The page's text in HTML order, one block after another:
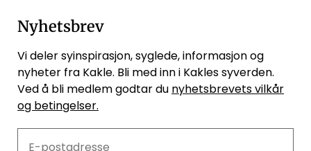
Nyhetsbrev
Vi deler syinspirasjon, syglede, informasjon og
nyheter fra Kakle. Bli med inn i Kakles syverden.
Ved å bli medlem godtar du nyhetsbrevets vilkår
og betingelser.